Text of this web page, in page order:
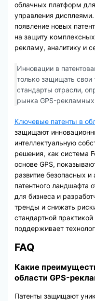
облачных платформ
управления
появление новых
на защиту
рекламу, аналитику и
Инновации в
только защищать свои
стандарты отрасли,
рынка GPS-
Ключевые патенты в
защищают
интеллектуальную
решения, как система
основе GPS,
развитие безопасных и
патентного ландшафта
для бизнеса и
тренды и снижать
стандартной
поддерживает
FAQ
Какие
области GPS-
Патенты защищают